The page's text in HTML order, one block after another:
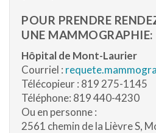
POUR PRENDRE
UNE MAMMOGRAPHIE:
Hôpital de Mont-Laurier
Courriel :
Télécopieur : 819 275-1145
Téléphone: 819 440-4230
Ou en personne :
2561 chemin de la Lièvre S,